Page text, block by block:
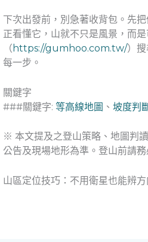
下次出發前，別急著收背包。先
正看懂它，山就不只是風景，而
（ https://gumhoo.com.tw/）
每一步。
關鍵字
###關鍵字: 等高線地圖 、 坡度判
※ 本文提及之登山策略、地圖判
公告及現場地形為準。登山前請
山區定位技巧：不用衛星也能辨方